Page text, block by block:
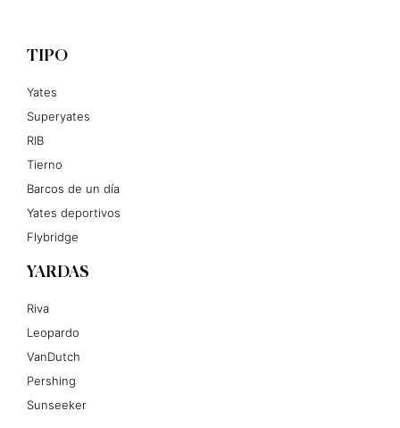
TIPO
Yates
Superyates
RIB
Tierno
Barcos de un día
Yates deportivos
Flybridge
YARDAS
Riva
Leopardo
VanDutch
Pershing
Sunseeker